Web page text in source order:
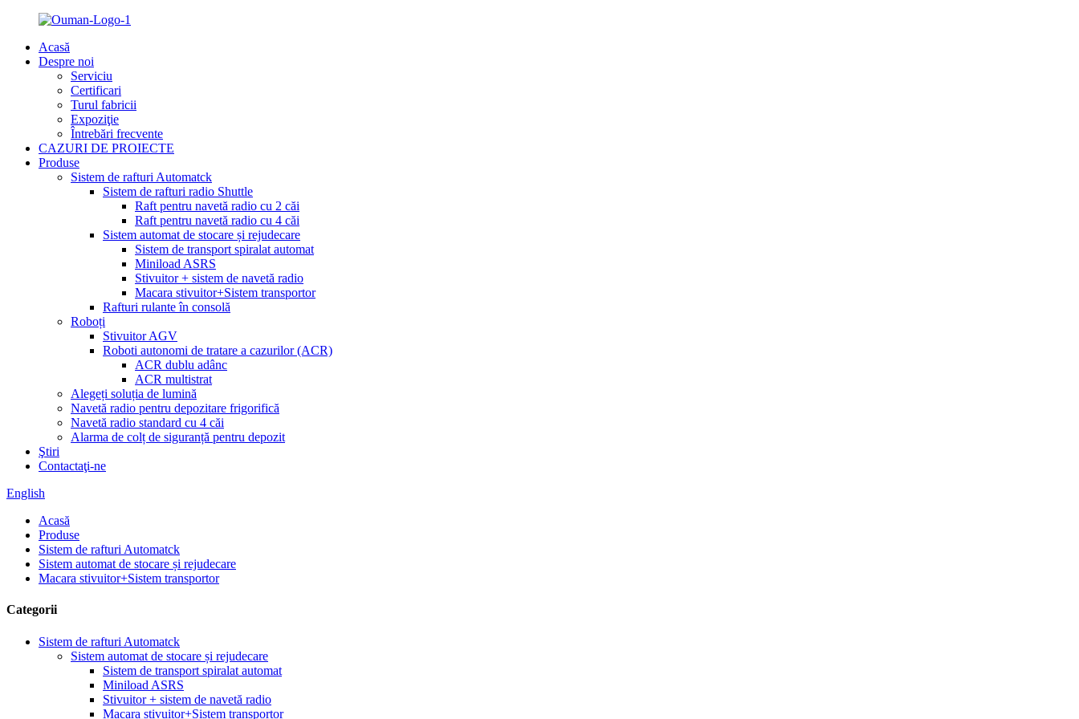
Acasă
Despre noi
Serviciu
Certificari
Turul fabricii
Expoziţie
Întrebări frecvente
CAZURI DE PROIECTE
Produse
Sistem de rafturi Automatck
Sistem de rafturi radio Shuttle
Raft pentru navetă radio cu 2 căi
Raft pentru navetă radio cu 4 căi
Sistem automat de stocare și rejudecare
Sistem de transport spiralat automat
Miniload ASRS
Stivuitor + sistem de navetă radio
Macara stivuitor+Sistem transportor
Rafturi rulante în consolă
Roboți
Stivuitor AGV
Roboti autonomi de tratare a cazurilor (ACR)
ACR dublu adânc
ACR multistrat
Alegeți soluția de lumină
Navetă radio pentru depozitare frigorifică
Navetă radio standard cu 4 căi
Alarma de colț de siguranță pentru depozit
Ştiri
Contactaţi-ne
English
Acasă
Produse
Sistem de rafturi Automatck
Sistem automat de stocare și rejudecare
Macara stivuitor+Sistem transportor
Categorii
Sistem de rafturi Automatck
Sistem automat de stocare și rejudecare
Sistem de transport spiralat automat
Miniload ASRS
Stivuitor + sistem de navetă radio
Macara stivuitor+Sistem transportor